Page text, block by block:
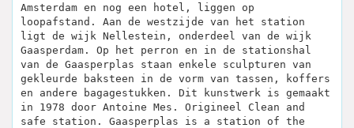
Amsterdam en nog een hotel, liggen op
loopafstand. Aan de westzijde van het station
ligt de wijk Nellestein, onderdeel van de wijk
Gaasperdam. Op het perron en in de stationshal
van de Gaasperplas staan ​​enkele sculpturen van
gekleurde baksteen in de vorm van tassen, koffers
en andere bagagestukken. Dit kunstwerk is gemaakt
in 1978 door Antoine Mes. Origineel Clean and
safe station. Gaasperplas is a station of the